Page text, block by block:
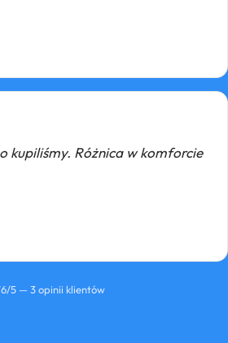
kupiliśmy. Różnica w komforcie
5 — 3 opinii klientów